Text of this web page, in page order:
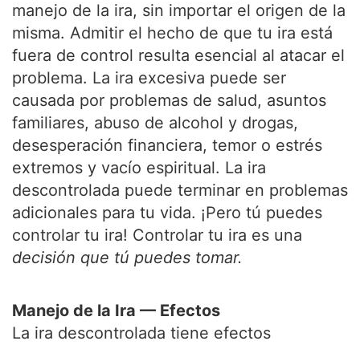
manejo de la ira, sin importar el origen de la
misma. Admitir el hecho de que tu ira está
fuera de control resulta esencial al atacar el
problema. La ira excesiva puede ser
causada por problemas de salud, asuntos
familiares, abuso de alcohol y drogas,
desesperación financiera, temor o estrés
extremos y vacío espiritual. La ira
descontrolada puede terminar en problemas
adicionales para tu vida. ¡Pero tú puedes
controlar tu ira! Controlar tu ira es una
decisión que tú puedes tomar.
Manejo de la Ira — Efectos
La ira descontrolada tiene efectos